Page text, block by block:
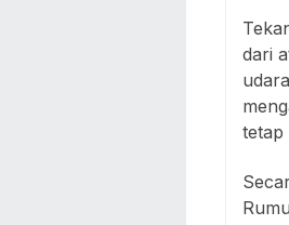
dari
tetap